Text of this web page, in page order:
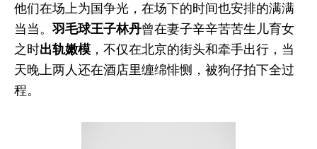
他们在场上为国争光，在场下的时间也安排的满满
当当。 羽毛球王子林丹曾在妻子辛辛苦苦生儿育女
之时出轨嫩模 ，不仅在北京的街头和牵手出行，当
天晚上两人还在酒店里缠绵悱恻，被狗仔拍下全过
程。